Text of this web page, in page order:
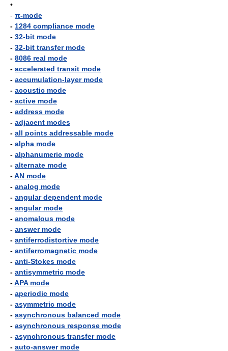
•
- π-mode
- 1284 compliance mode
- 32-bit mode
- 32-bit transfer mode
- 8086 real mode
- accelerated transit mode
- accumulation-layer mode
- acoustic mode
- active mode
- address mode
- adjacent modes
- all points addressable mode
- alpha mode
- alphanumeric mode
- alternate mode
-AN mode
- analog mode
- angular dependent mode
- angular mode
- anomalous mode
- answer mode
- antiferrodistortive mode
- antiferromagnetic mode
- anti-Stokes mode
- antisymmetric mode
-APA mode
- aperiodic mode
- asymmetric mode
- asynchronous balanced mode
- asynchronous response mode
- asynchronous transfer mode
- auto-answer mode